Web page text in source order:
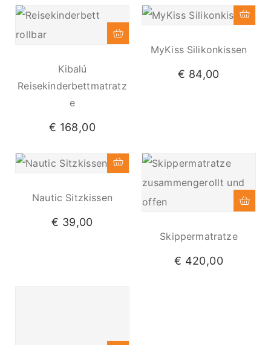
Kibalú
Reisekinderbettmatratz
E
€ 168,00
MyKiss Silikonkissen
€ 84,00
Nautic Sitzkissen
€ 39,00
Skippermatratze
€ 420,00